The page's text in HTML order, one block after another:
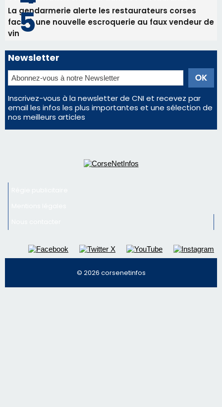
Inscrivez-vous à la newsletter de CNI et recevez par
email les infos les plus importantes et une sélection de
nos meilleurs articles
Régie publicitaire
Mentions légales
Nous contacter